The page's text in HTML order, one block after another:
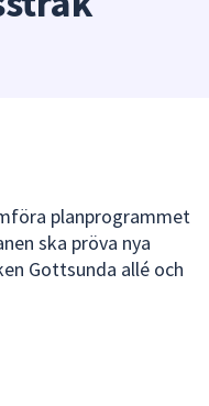
i
Använd
piltangenterna
för
planprogrammet
ska pröva nya
Gottsunda allé och